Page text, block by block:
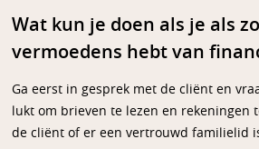
Wat kun je doen als je als
vermoedens hebt van
Ga eerst in gesprek met de cliënt en
lukt om brieven te lezen en rekeningen
de cliënt of er een vertrouwd familielid